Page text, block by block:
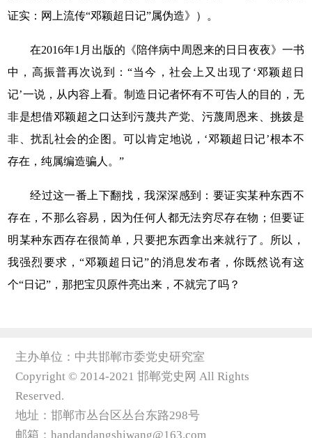
证实：网上流传“邓颖超日记”属伪造》）。
在2016年1月出版的《陪伴病中周恩来的日日夜夜》一书
中，高振普再次说到：“当今，社会上又出现了‘邓颖超日
记’一说，从内容上看。制造日记者怀有不可告人的目的，无
非是想借邓颖超之口达到污蔑共产党、污蔑周恩来、挑拨是
非、扰乱社会的企图。可以肯定地说，‘邓颖超日记’根本不
存在，纯属编造骗人。”
经过这一番上下翻找，我深深感到：要证实某种东西不
存在，不那么容易，因为任何人都无法穷尽存在物；但要证
明某种东西存在很简单，只要把东西拿出来就行了。所以，
我强烈要求，“邓颖超日记”的消息发布者，你既然说有这
个“日记”，那把宝贝原件亮出来，不就完了吗？
主办单位：中共邯郸市委党史研究室
Copyright © 2014-2021 邯郸党史网 All Rights
Reserved.
地址：邯郸市丛台区丛台东路298号
邮箱：handandangshiwang@163.com